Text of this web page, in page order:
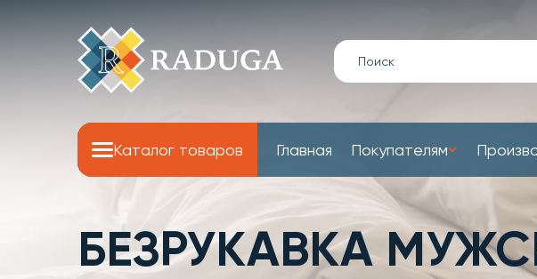
Каталог товаров Главная Покупателям
БЕЗРУКАВКА